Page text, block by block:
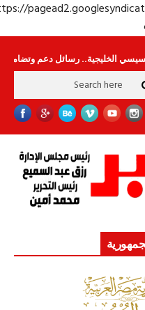
https://
رسائل دعم وتضامن للأشقاء